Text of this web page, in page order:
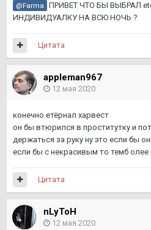
@Farma
ПРИВЕТ ЧТО БЫ ВЫБРАЛ
ИНДИВИДУАЛКУ НА ВСЮ НОЧЬ ?
Цитата
appleman967
12 мая 2020
конечно етёрнал харвест
он бы втюрился в проститутку и
держаться за руку ну это если бы
если бы с некрасивым то темб олее
Цитата
nLyToH
12 мая 2020